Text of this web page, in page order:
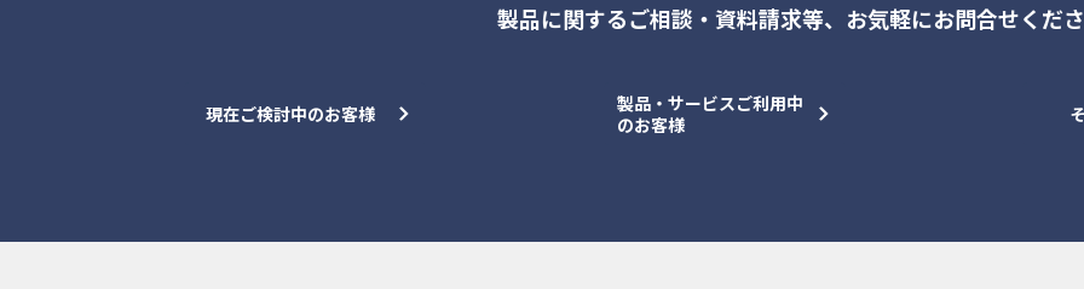
製品に関するご相談・資料請求等、 お気軽にお問合せくださ
現在ご検討中のお客様
製品・サービスご利用中
のお客様